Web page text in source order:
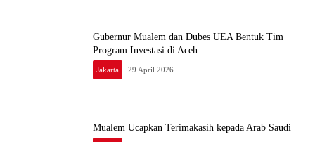
Gubernur Mualem dan Dubes UEA Bentuk Tim
Program Investasi di Aceh
Jakarta 29 April 2026
Mualem Ucapkan Terimakasih kepada Arab Saudi